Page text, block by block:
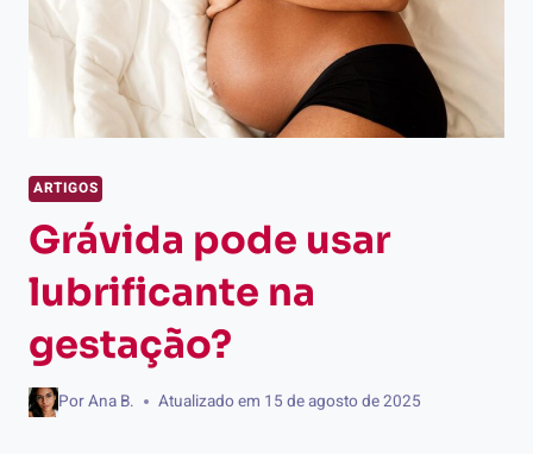
ARTIGOS
Grávida pode usar
lubrificante na
gestação?
PorAna B. Atualizado em 15 de agosto de 2025